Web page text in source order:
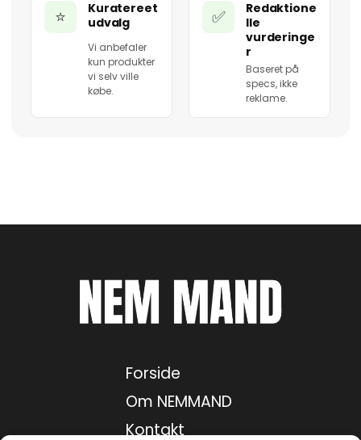
⭐
Kuratereet
udvalg
Vi anbefaler
kun produkter
vi selv ville
købe.
✅
Redaktione
lle
vurderinge
r
Baseret på
specs, ikke
reklame.
Forside
Om NEMMAND
Kontakt